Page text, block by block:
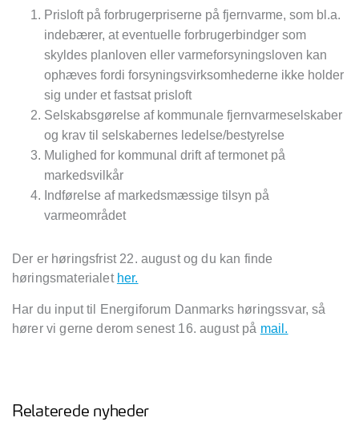
Prisloft på forbrugerpriserne på fjernvarme, som bl.a.
indebærer, at eventuelle forbrugerbindger som
skyldes planloven eller varmeforsyningsloven kan
ophæves fordi forsyningsvirksomhederne ikke holder
sig under et fastsat prisloft
Selskabsgørelse af kommunale fjernvarmeselskaber
og krav til selskabernes ledelse/bestyrelse
Mulighed for kommunal drift af termonet på
markedsvilkår
Indførelse af markedsmæssige tilsyn på
varmeområdet
Der er høringsfrist 22. august og du kan finde
høringsmaterialet her.
Har du input til Energiforum Danmarks høringssvar, så
hører vi gerne derom senest 16. august på mail.
Relaterede nyheder